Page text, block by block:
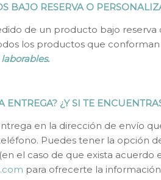
BAJO RESERVA O
de un producto bajo
los productos que
ENTREGA? ¿Y SI TE
en la dirección de envío
Puedes tener la opción
el caso de que exista acuerdo
para ofrecerte la